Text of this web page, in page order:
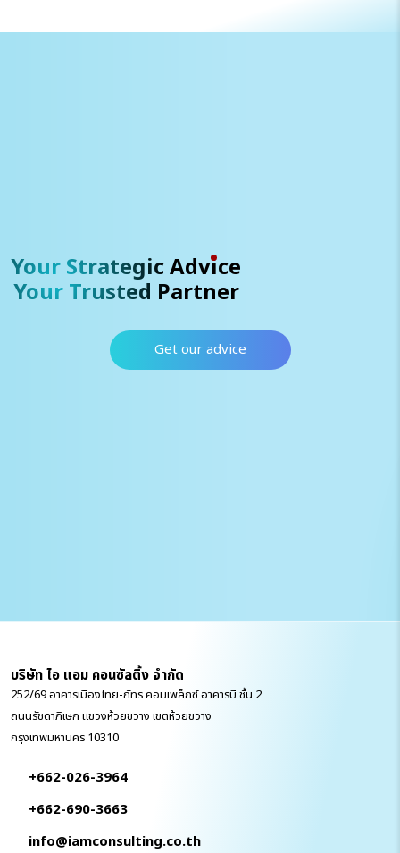
Your Strategic Advice
Your Trusted Partner
Get our advice
บริษัท ไอ แอม คอนซัลติ้ง จำกัด
252/69 อาคารเมืองไทย-ภัทร คอมเพล็กซ์ อาคารบี ชั้น 2
ถนนรัชดาภิเษก แขวงห้วยขวาง เขตห้วยขวาง
กรุงเทพมหานคร 10310
+662-026-3964
+662-690-3663
info@iamconsulting.co.th